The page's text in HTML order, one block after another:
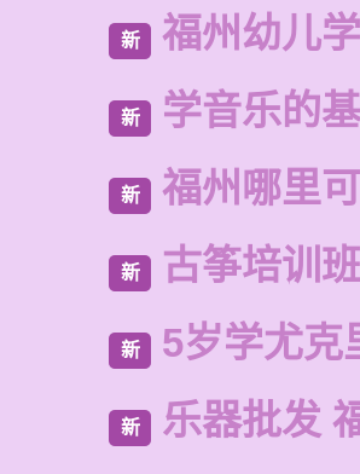
新 福州幼儿
新 学音乐的
新 福州哪里
新 古筝培训
新 5岁学尤克
新 乐器批发